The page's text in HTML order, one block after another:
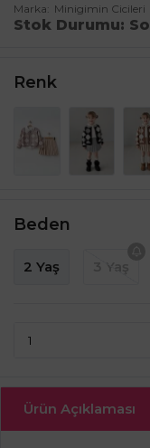
Marka
Minigimin Cicileri
Stok Durumu
Renk
Beden
2 Yaş
Ürün Açıklaması